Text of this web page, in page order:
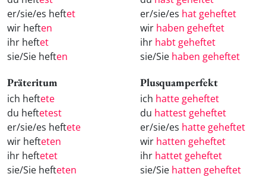
er/sie/es heftet
wir heften
ihr heftet
sie/Sie heften
er/sie/es hat geheftet
wir haben geheftet
ihr habt geheftet
sie/Sie haben geheftet
Präteritum
ich heftete
du heftetest
er/sie/es heftete
wir hefteten
ihr heftetet
sie/Sie hefteten
Plusquamperfekt
ich hatte geheftet
du hattest geheftet
er/sie/es hatte geheftet
wir hatten geheftet
ihr hattet geheftet
sie/Sie hatten geheftet